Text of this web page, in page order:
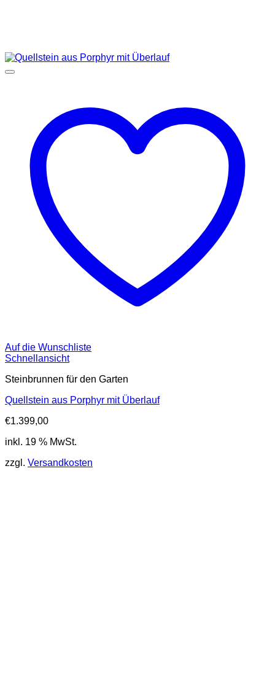
Auf die Wunschliste
Schnellansicht
Steinbrunnen für den Garten
Quellstein aus Porphyr mit Überlauf
€1.399,00
inkl. 19 % MwSt.
zzgl. Versandkosten